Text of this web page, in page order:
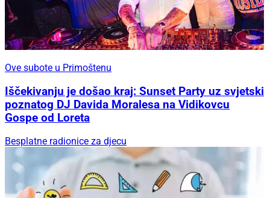
Ove subote u Primoštenu
Iščekivanju je došao kraj: Sunset Party uz svjetski
poznatog DJ Davida Moralesa na Vidikovcu
Gospe od Loreta
Besplatne radionice za djecu